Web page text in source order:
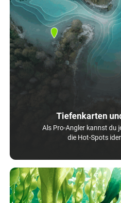
Tiefenkarten
Als Pro-Angler kannst du
die Hot-Spots